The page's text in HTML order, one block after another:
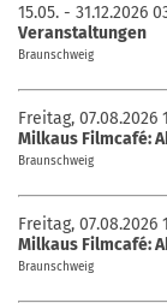
15.05. - 31.12.2026
Veranstaltungen
Braunschweig
Freitag, 07.08.2026
Milkaus Filmcafé:
Braunschweig
Freitag, 07.08.2026
Milkaus Filmcafé:
Braunschweig